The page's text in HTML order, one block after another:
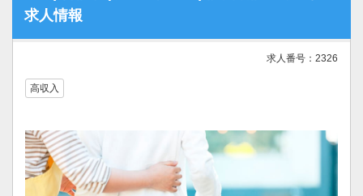
求人情報
求人番号：2326
高収入